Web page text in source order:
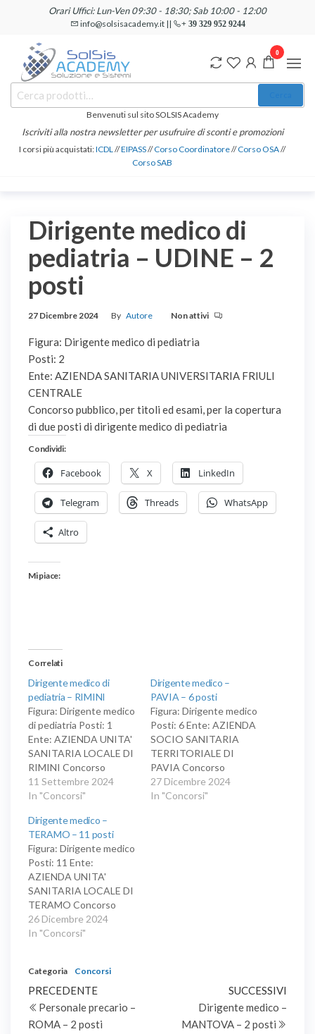
contenuto
Orari Uffici: Lun-Ven 09:30 - 18:30; Sab 10:00 - 12:00
info@solsisacademy.it || + 39 329 952 9244
SOLSIS
Academy
Corsi e
Certificazioni
Linguistiche
Benvenuti sul sito SOLSIS Academy
Iscriviti alla nostra newsletter per usufruire di sconti e promozioni
I corsi più acquistati:ICDL//EIPASS//Corso Coordinatore//Corso OSA//
Corso SAB
0
Dirigente medico di
pediatria – UDINE – 2
posti
27 Dicembre 2024 By Autore Non attivi
Figura: Dirigente medico di pediatria
Posti: 2
Ente: AZIENDA SANITARIA UNIVERSITARIA FRIULI
CENTRALE
Concorso pubblico, per titoli ed esami, per la copertura
di due posti di dirigente medico di pediatria
Condividi:
Facebook X LinkedIn
Telegram Threads WhatsApp
Altro
Mi piace:
Correlati
Dirigente medico di
pediatria – RIMINI
Figura: Dirigente medico
di pediatria Posti: 1
Ente: AZIENDA UNITA'
SANITARIA LOCALE DI
RIMINI Concorso
pubblico, per titoli ed
esami, per la copertura
medico di pediatria
11 Settembre 2024
In "Concorsi"
Dirigente medico –
PAVIA – 6 posti
Figura: Dirigente medico
Posti: 6 Ente: AZIENDA
SOCIO SANITARIA
TERRITORIALE DI
PAVIA Concorso
pubblico, per titoli ed
esami, per la copertura
27 Dicembre 2024
In "Concorsi"
Dirigente medico –
TERAMO – 11 posti
Figura: Dirigente medico
Posti: 11 Ente:
AZIENDA UNITA'
SANITARIA LOCALE DI
TERAMO Concorso
pubblico aggregato, per
titoli ed esami, per la
tempo indeterminato,
disciplina di pediatria,
per varie aziende
26 Dicembre 2024
In "Concorsi"
Categoria Concorsi
Navigazione
articoli
Articolo
precedente
PRECEDENTE
Personale precario –
ROMA – 2 posti
SUCCESSIVI
Dirigente medico –
MANTOVA – 2 posti